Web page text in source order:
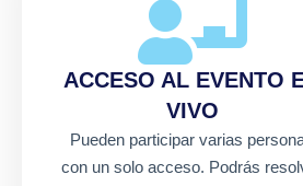
ACCESO AL EVENTO
VIVO
Pueden participar varias
con un solo acceso. Podrás